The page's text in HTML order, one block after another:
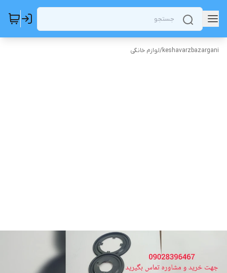
keshavarzbazargani
/لوازم خانگی